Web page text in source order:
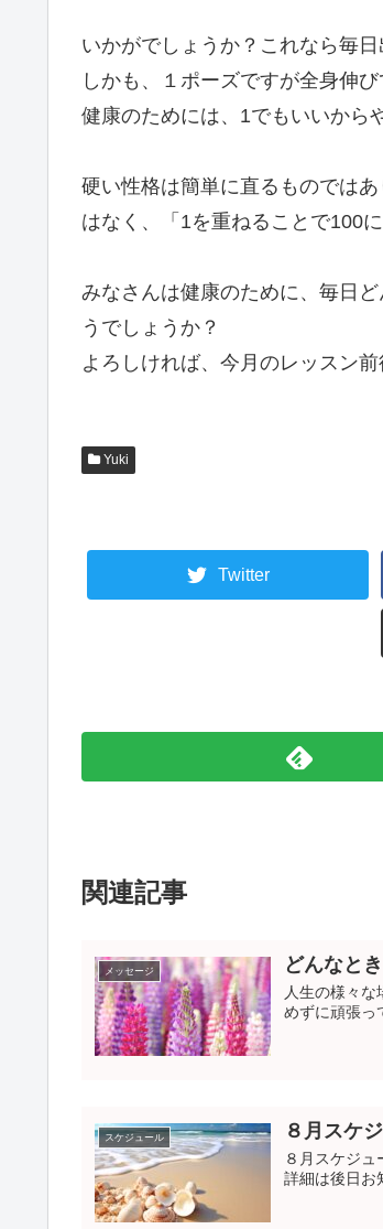
いかがでしょうか？これなら毎
しかも、１ポーズですが全身伸
健康のためには、1でもいいから
硬い性格は簡単に直るものでは
はなく、「1を重ねることで100
みなさんは健康のために、毎日
うでしょうか？
よろしければ、今月のレッスン
Yuki
Twitter
関連記事
メッセージ どんなと
人生の様々な
めずに頑張っ
スケジュール ８月スケ
８月スケジ
詳細は後日お